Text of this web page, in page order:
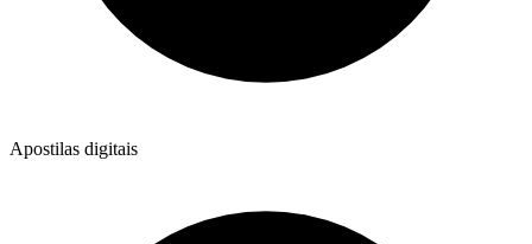
Apostilas digitais